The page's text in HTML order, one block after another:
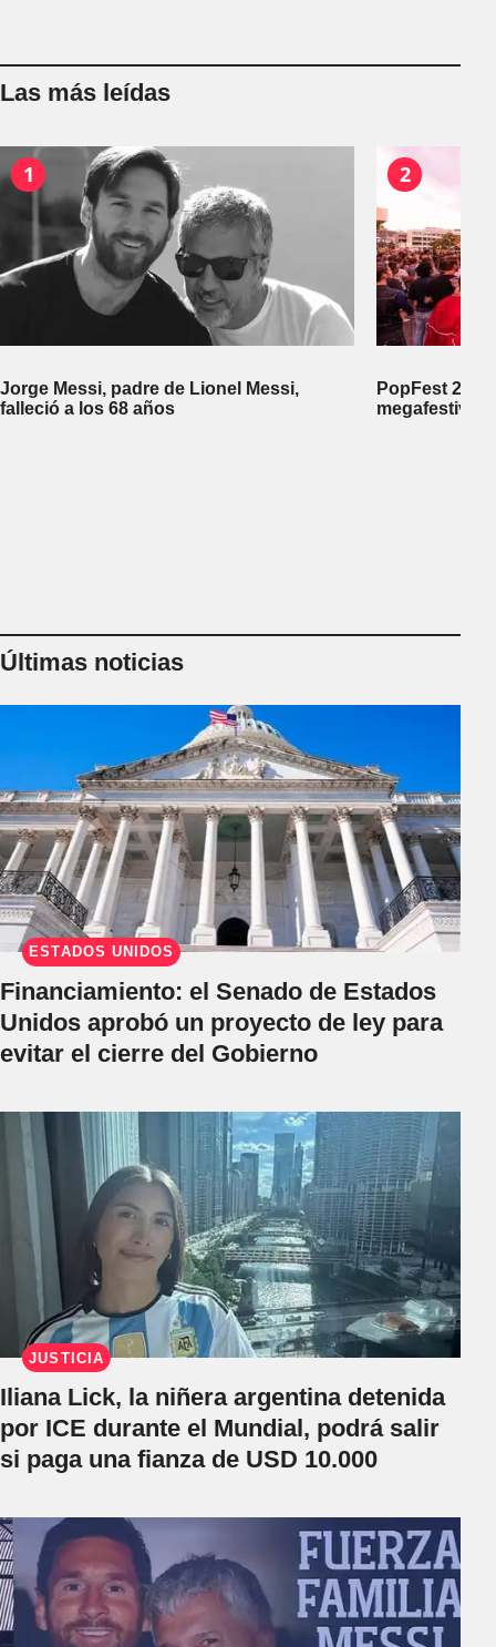
Las más leídas
1
Jorge Messi, padre de Lionel Messi,
falleció a los 68 años
2
PopFest
megafestival
Últimas noticias
ESTADOS UNIDOS
Financiamiento: el Senado de Estados
Unidos aprobó un proyecto de ley para
evitar el cierre del Gobierno
JUSTICIA
Iliana Lick, la niñera argentina detenida
por ICE durante el Mundial, podrá salir
si paga una fianza de USD 10.000